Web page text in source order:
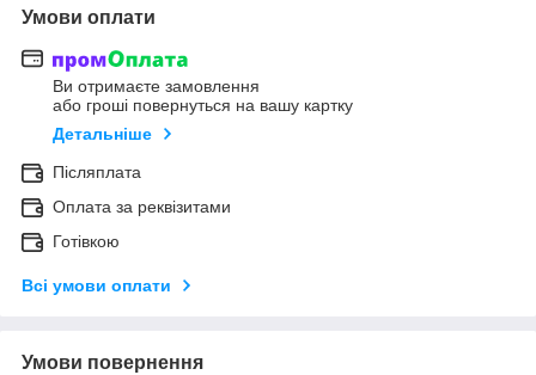
Умови оплати
Ви отримаєте замовлення
або гроші повернуться на вашу картку
Детальніше
Післяплата
Оплата за реквізитами
Готівкою
Всі умови оплати
Умови повернення